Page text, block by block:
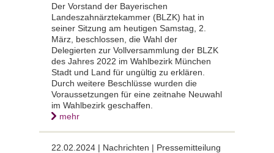
Der Vorstand der Bayerischen
Landeszahnärztekammer (BLZK) hat in
seiner Sitzung am heutigen Samstag, 2.
März, beschlossen, die Wahl der
Delegierten zur Vollversammlung der BLZK
des Jahres 2022 im Wahlbezirk München
Stadt und Land für ungültig zu erklären.
Durch weitere Beschlüsse wurden die
Voraussetzungen für eine zeitnahe Neuwahl
im Wahlbezirk geschaffen.
mehr
22.02.2024 | Nachrichten | Pressemitteilung